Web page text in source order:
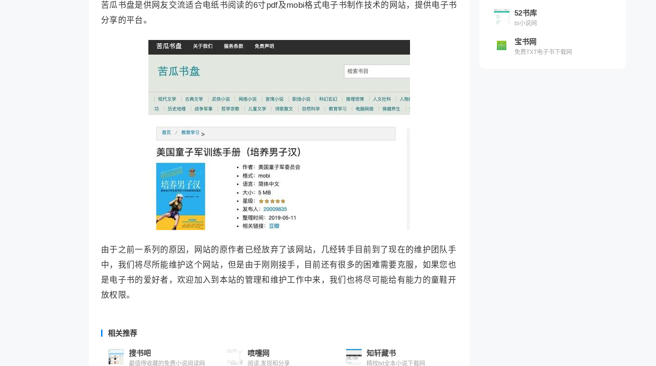
苦瓜书盘是供网友交流适合电纸书阅读的6寸pdf及mobi格式电子书制作技术的网站，提供电子书
分享的平台。
由于之前一系列的原因，网站的原作者已经放弃了该网站，几经转手目前到了现在的维护团队手
中，我们将尽所能维护这个网站，但是由于刚刚接手，目前还有很多的困难需要克服，如果您也
是电子书的爱好者，欢迎加入到本站的管理和维护工作中来，我们也将尽可能给有能力的童鞋开
放权限。
相关推荐
搜书吧
最值得收藏的免费小说阅读网
喷嚏网
阅读,发现和分享
知轩藏书
精校txt全本小说下载网
52书库
bl小说网
宝书网
免费TXT电子书下载网